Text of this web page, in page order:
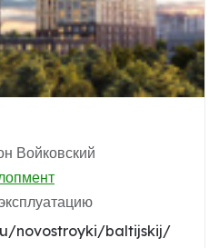
Войковский
novostroyki/baltijskij/